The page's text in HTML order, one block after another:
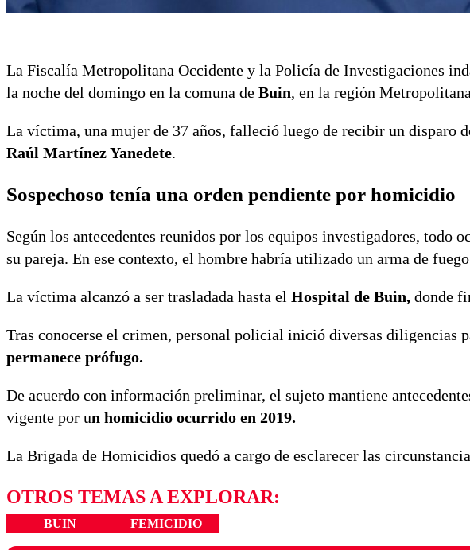
La Fiscalía Metropolitana Occidente y la Policía de Investigaciones
la noche del domingo en la comuna de Buin, en la región
La víctima, una mujer de 37 años, falleció luego de recibir un disparo
Raúl Martínez Yanedete.
Sospechoso tenía una orden pendiente por homicidio
Según los antecedentes reunidos por los equipos investigadores, todo
su pareja. En ese contexto, el hombre habría utilizado un arma de
La víctima alcanzó a ser trasladada hasta el Hospital de Buin, donde
Tras conocerse el crimen, personal policial inició diversas diligencias
permanece prófugo.
De acuerdo con información preliminar, el sujeto mantiene
vigente por un homicidio ocurrido en 2019.
La Brigada de Homicidios quedó a cargo de esclarecer las
OTROS TEMAS A EXPLORAR:
BUIN FEMICIDIO